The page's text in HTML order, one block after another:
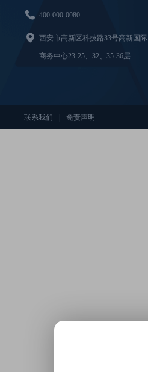
 400-000-0080
 西安市高新区科技路33号高新国际
商务中心23-25、32、35-36层
联系我们 | 免责声明